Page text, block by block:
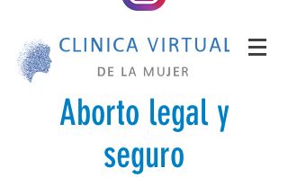
Aborto legal y
seguro